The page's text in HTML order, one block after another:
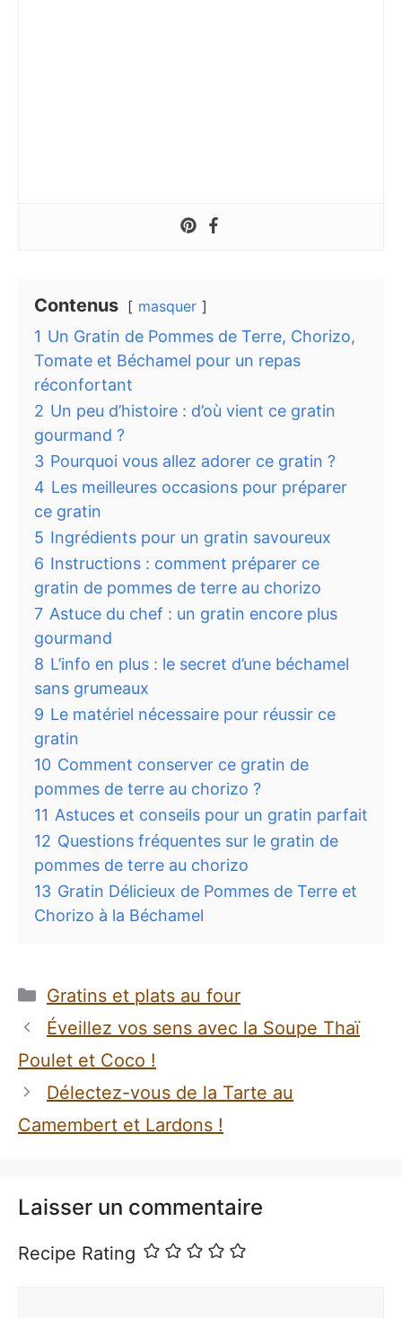
Contenus masquer
1 Un Gratin de Pommes de Terre, Chorizo,
Tomate et Béchamel pour un repas
réconfortant
2 Un peu d’histoire : d’où vient ce gratin
gourmand ?
3 Pourquoi vous allez adorer ce gratin ?
4 Les meilleures occasions pour préparer
ce gratin
5 Ingrédients pour un gratin savoureux
6 Instructions : comment préparer ce
gratin de pommes de terre au chorizo
7 Astuce du chef : un gratin encore plus
gourmand
8 L’info en plus : le secret d’une béchamel
sans grumeaux
9 Le matériel nécessaire pour réussir ce
gratin
10 Comment conserver ce gratin de
pommes de terre au chorizo ?
11 Astuces et conseils pour un gratin parfait
12 Questions fréquentes sur le gratin de
pommes de terre au chorizo
13 Gratin Délicieux de Pommes de Terre et
Chorizo à la Béchamel
Catégories
Gratins et plats au four
Éveillez vos sens avec la Soupe Thaï
Poulet et Coco !
Délectez-vous de la Tarte au
Camembert et Lardons !
Laisser un commentaire
Recipe Rating